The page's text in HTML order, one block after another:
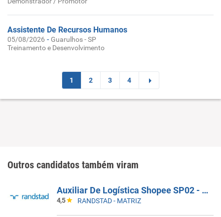
Assistente De Recursos Humanos
05/08/2026 - Guarulhos - SP
Treinamento e Desenvolvimento
1 2 3 4
Outros candidatos também viram
Auxiliar De Logística Shopee SP02 - SEM EXPERIÊNCIA
4,5 RANDSTAD - MATRIZ